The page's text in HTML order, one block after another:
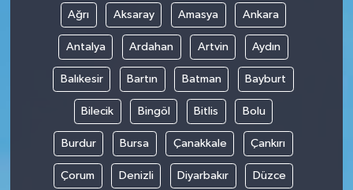
Ağrı Aksaray Amasya Ankara
Antalya Ardahan Artvin Aydın
Balıkesir Bartın Batman Bayburt
Bilecik Bingöl Bitlis Bolu
Burdur Bursa Çanakkale Çankırı
Çorum Denizli Diyarbakır Düzce